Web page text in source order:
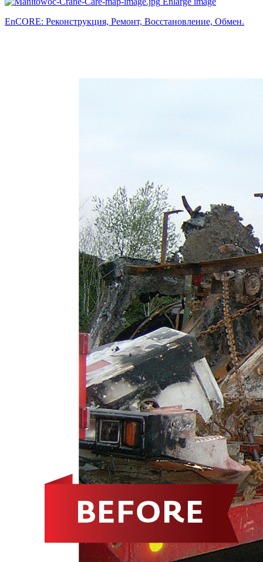
EnCORE: Реконструкция, Ремонт, Восстановление, Обмен.